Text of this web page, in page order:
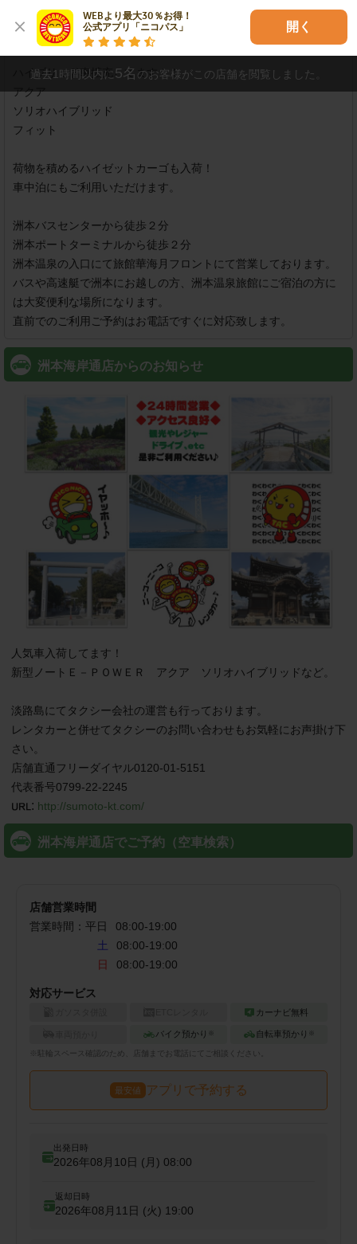
WEBより最大30％お得！
公式アプリ「ニコパス」
開く
店舗紹介
ハイブリッド車拡充してます！！
アクア
ソリオハイブリッド
フィット
荷物を積めるハイゼットカーゴも入荷！
車中泊にもご利用いただけます。
洲本バスセンターから徒歩２分
洲本ポートターミナルから徒歩２分
洲本温泉の入口にて旅館華海月フロントにて営業しております。
バスや高速艇で洲本にお越しの方、洲本温泉旅館にご宿泊の方に
は大変便利な場所になります。
直前でのご利用ご予約はお電話ですぐに対応致します。
洲本海岸通店からのお知らせ
人気車入荷してます！
新型ノートＥ－ＰＯＷＥＲ　アクア　ソリオハイブリッドなど。
淡路島にてタクシー会社の運営も行っております。
レンタカーと併せてタクシーのお問い合わせもお気軽にお声掛け下
さい。
店舗直通フリーダイヤル0120-01-5151
代表番号0799-22-2245
: http://sumoto-kt.com/
洲本海岸通店でご予約（空車検索）
店舗営業時間
営業時間： 平日 08:00-19:00
土
08:00-19:00
日
08:00-19:00
対応サービス
カーナビ無料
バイク預かり ※ 自転車預かり ※
※ スペース確認のため、店舗までお電話にてご相談ください。
最安値 アプリで予約する
出発日時
2026年08月10日 (月) 08:00
返却日時
2026年08月11日 (火) 19:00
過去1時間以内に5名 のお客様がこの店舗を閲覧しました。